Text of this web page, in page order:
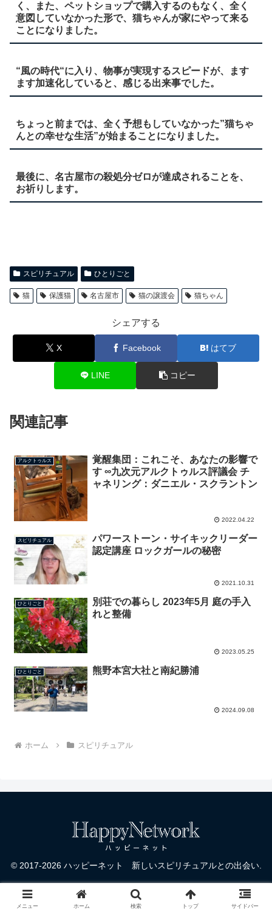
く、また、ペットショップで購入するのもなく、全く
意図していなかった形で、猫ちゃんが家にやって来る
ことになりました。
“風の時代“に入り、物事が実現するスピードが、ます
ます加速化していると、感じる出来事でした。
ちょっと前までは、全く予想もしていなかった”猫ちゃ
んとの幸せな生活”が始まることになりました。
最後に、名古屋市の殺処分ゼロが達成されることを、
お祈りします。
スピリチュアル ひとりごと
猫 保護猫 名古屋市 猫の譲渡会 猫ちゃん
シェアする
X Facebook はてブ
LINE コピー
関連記事
アルクトゥルス
覚醒集団：これこそ、あなたの影響で
す ∞九次元アルクトゥルス評議会 チ
ャネリング：ダニエル・スクラントン
2022.04.22
スピリチュアル
パワーストーン・サイキックリーダー
認定講座 ロックガールの秘密
2021.10.31
ひとりごと
別荘での暮らし 2023年5月 庭の手入
れと整備
2023.05.25
ひとりごと 熊野本宮大社と南紀勝浦
2024.09.08
ホーム スピリチュアル
© 2017-2026 ハッピーネット 新しいスピリチュアルとの出会い.
メニュー ホーム 検索 トップ サイドバー